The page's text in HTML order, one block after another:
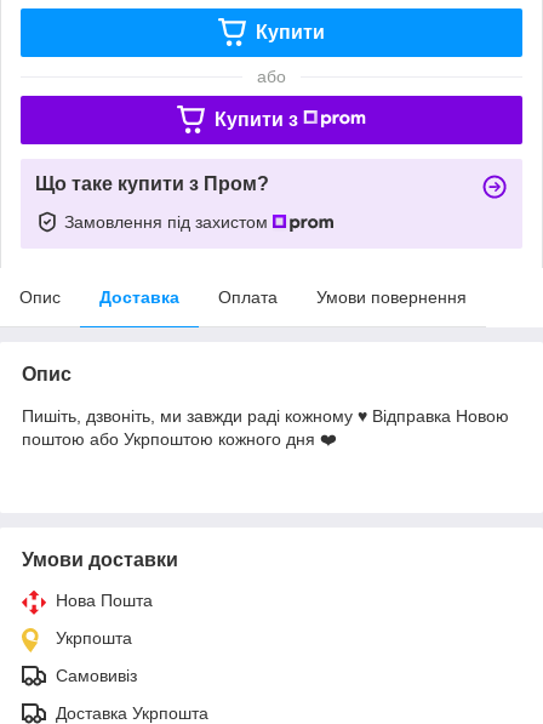
Купити
або
Купити з
Що таке купити з Пром?
Замовлення під захистом
Опис Доставка Оплата Умови повернення
Опис
Пишіть, дзвоніть, ми завжди раді кожному ♥️ Відправка Новою
поштою або Укрпоштою кожного дня ❤️
Умови доставки
Нова Пошта
Укрпошта
Самовивіз
Доставка Укрпошта